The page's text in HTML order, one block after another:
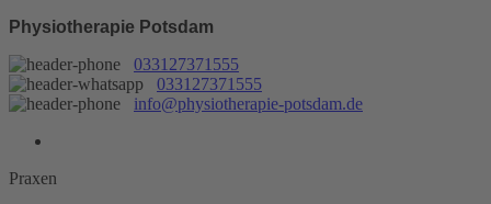
Physiotherapie Potsdam
033127371555
033127371555
info@physiotherapie-potsdam.de
Praxen